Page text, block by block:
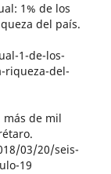
1% de los
del país.
1-de-los-
riqueza-del-
más de mil
03/20/seis-
19